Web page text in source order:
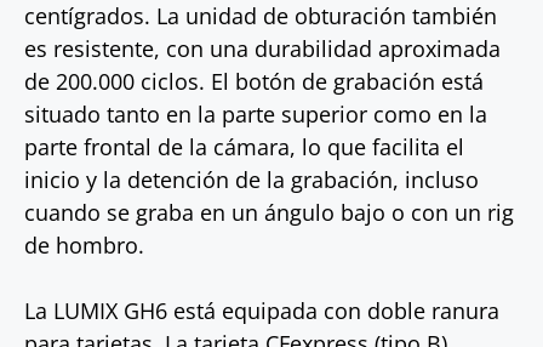
centígrados. La unidad de obturación también
es resistente, con una durabilidad aproximada
de 200.000 ciclos. El botón de grabación está
situado tanto en la parte superior como en la
parte frontal de la cámara, lo que facilita el
inicio y la detención de la grabación, incluso
cuando se graba en un ángulo bajo o con un rig
de hombro.
La LUMIX GH6 está equipada con doble ranura